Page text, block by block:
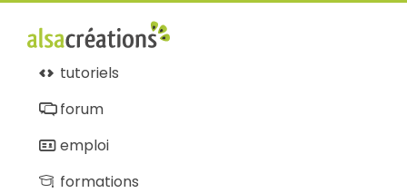
tutoriels
forum
emploi
formations